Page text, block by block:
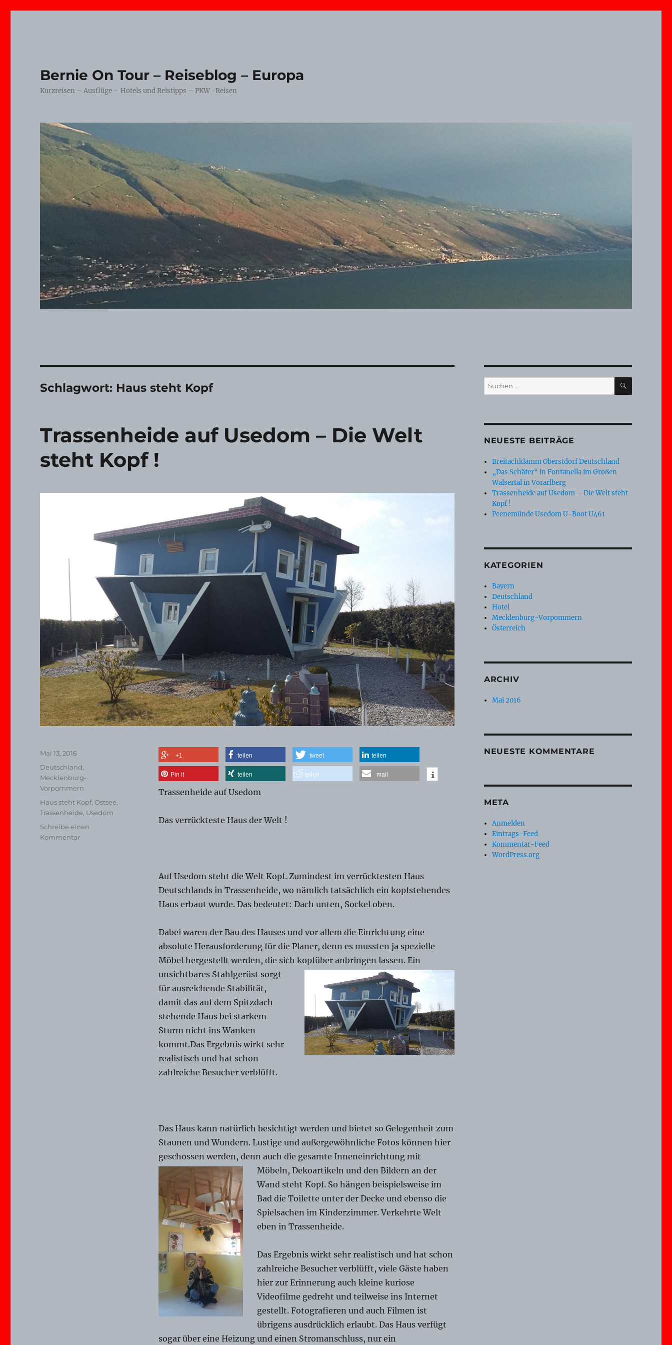
Bernie On Tour – Reiseblog – Europa
Kurzreisen – Ausflüge – Hotels und Reistipps – PKW -Reisen
Schlagwort: Haus steht Kopf
Trassenheide auf Usedom – Die Welt
steht Kopf !
+1 teilen tweet teilen
Pin it teilen teilen mail
Trassenheide auf Usedom
Das verrückteste Haus der Welt !
Auf Usedom steht die Welt Kopf. Zumindest im verrücktesten Haus
Deutschlands in Trassenheide, wo nämlich tatsächlich ein kopfstehendes
Haus erbaut wurde. Das bedeutet: Dach unten, Sockel oben.
Dabei waren der Bau des Hauses und vor allem die Einrichtung eine
absolute Herausforderung für die Planer, denn es mussten ja spezielle
Möbel hergestellt werden, die sich kopfüber anbringen lassen. Ein
unsichtbares Stahlgerüst sorgt
für ausreichende Stabilität,
damit das auf dem Spitzdach
stehende Haus bei starkem
Sturm nicht ins Wanken
kommt.Das Ergebnis wirkt sehr
realistisch und hat schon
zahlreiche Besucher verblüfft.
Das Haus kann natürlich besichtigt werden und bietet so Gelegenheit zum
Staunen und Wundern. Lustige und außergewöhnliche Fotos können hier
geschossen werden, denn auch die gesamte Inneneinrichtung mit
Möbeln, Dekoartikeln und den Bildern an der
Wand steht Kopf. So hängen beispielsweise im
Bad die Toilette unter der Decke und ebenso die
Spielsachen im Kinderzimmer. Verkehrte Welt
eben in Trassenheide.
Das Ergebnis wirkt sehr realistisch und hat schon
zahlreiche Besucher verblüfft, viele Gäste haben
hier zur Erinnerung auch kleine kuriose
Videofilme gedreht und teilweise ins Internet
gestellt. Fotografieren und auch Filmen ist
übrigens ausdrücklich erlaubt. Das Haus verfügt
sogar über eine Heizung und einen Stromanschluss, nur ein
Veröffentlicht
Mai 13, 2016
Kategorien
Deutschland
Mecklenburg-
Vorpommern
Schlagwörter
Haus steht Kopf,Ostsee
Trassenheide Usedom
Schreibe einen
Kommentarzu
Suchen
nach:
SUCHEN
NEUESTE BEITRÄGE
Breitachklamm Oberstdorf Deutschland
„Das Schäfer“ in Fontanella im Großen
Walsertal in Vorarlberg
Trassenheide auf Usedom – Die Welt steht
Kopf !
Peenemünde Usedom U-Boot U461
KATEGORIEN
Bayern
Deutschland
Hotel
Mecklenburg-Vorpommern
Österreich
ARCHIV
Mai 2016
NEUESTE KOMMENTARE
META
Anmelden
Eintrags-Feed
Kommentar-Feed
WordPress.org